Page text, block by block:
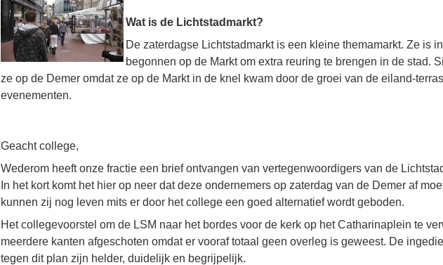
Wat is de Lichtstadmarkt?
De zaterdagse Lichtstadmarkt is een kleine themamarkt. Ze is
begonnen op de Markt om extra reuring te brengen in de stad.
ze op de Demer omdat ze op de Markt in de knel kwam door de groei van de eiland-
evenementen.
Geacht college,
Wederom heeft onze fractie een brief ontvangen van vertegenwoordigers van de
In het kort komt het hier op neer dat deze ondernemers op zaterdag van de Demer af
kunnen zij nog leven mits er door het college een goed alternatief wordt geboden.
Het collegevoorstel om de LSM naar het bordes voor de kerk op het Catharinaplein te
meerdere kanten afgeschoten omdat er vooraf totaal geen overleg is geweest. De
tegen dit plan zijn helder, duidelijk en begrijpelijk.